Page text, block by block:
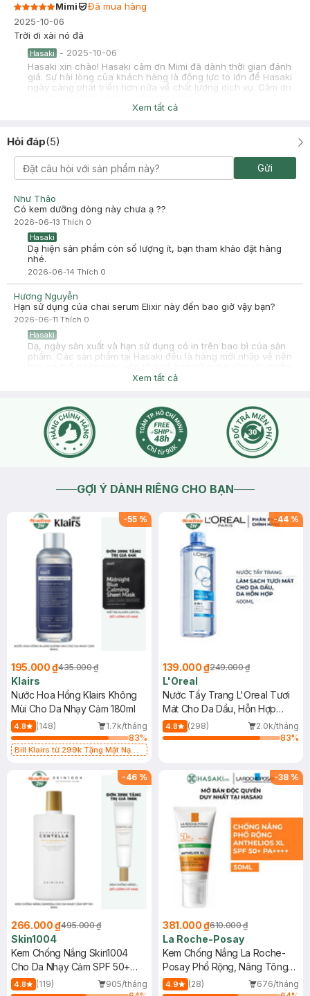
Mimi
Đã mua hàng
2025-10-06
Trời ơi xài nó đã
Hasaki - 2025-10-06
Hasaki xin chào! Hasaki cảm ơn Mimi đã dành thời gian đánh
giá. Sự hài lòng của khách hàng là động lực to lớn để Hasaki
ngày càng phát triển hơn nữa về chất lượng dịch vụ. Cảm ơn
Xem tất cả
Hỏi đáp(5)
Gửi
Như Thảo
Có kem dưỡng dòng này chưa ạ ??
2026-06-13 Thích 0
Hasaki
Dạ hiện sản phẩm còn số lượng ít, bạn tham khảo đặt hàng
nhé.
2026-06-14 Thích 0
Hương Nguyễn
Hạn sử dụng của chai serum Elixir này đến bao giờ vậy bạn?
2026-06-11 Thích 0
Hasaki
Dạ, ngày sản xuất và hạn sử dụng có in trên bao bì của sản
phẩm. Các sản phẩm tại Hasaki đều là hàng mới nhập về nên
Xem tất cả
GỢI Ý DÀNH RIÊNG CHO BẠN
-55 %
195.000 ₫435.000 ₫
Klairs
Nước Hoa Hồng Klairs Không
Mùi Cho Da Nhạy Cảm 180ml
4.8 (148)
1.7k/tháng
83%
Bill Klairs từ 299k Tặng Mặt Nạ
25ml (SL Có Hạn)
-44 %
139.000 ₫249.000 ₫
L'Oreal
Nước Tẩy Trang L'Oreal Tươi
Mát Cho Da Dầu, Hỗn Hợp
400ml
4.8 (298)
2.0k/tháng
83%
-46 %
266.000 ₫495.000 ₫
Skin1004
Kem Chống Nắng Skin1004
Cho Da Nhạy Cảm SPF 50+
50ml
4.8 (119)
905/tháng
-38 %
381.000 ₫610.000 ₫
La Roche-Posay
Kem Chống Nắng La Roche-
Posay Phổ Rộng, Nâng Tông
Kiềm Dầu 50ml
4.9 (28)
676/tháng